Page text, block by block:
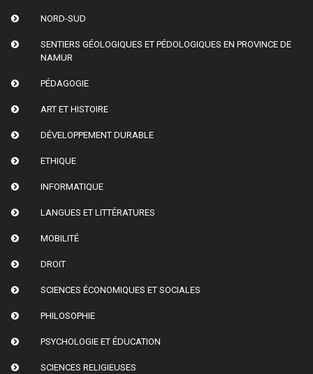
NORD-SUD
SENTIERS GÉOLOGIQUES ET PÉDOLOGIQUES EN PROVINCE DE
NAMUR
PÉDAGOGIE
ART ET HISTOIRE
DÉVELOPPEMENT DURABLE
ETHIQUE
INFORMATIQUE
LANGUES ET LITTÉRATURES
MOBILITÉ
DROIT
SCIENCES ÉCONOMIQUES ET SOCIALES
PHILOSOPHIE
PSYCHOLOGIE ET ÉDUCATION
SCIENCES RELIGIEUSES